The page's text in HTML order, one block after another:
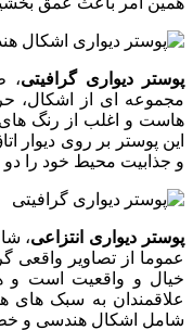
پوستر دیواری گرافیتی،
مجموعه ای از اشکال،
هاست و اغلب از رنگ
این پوستر بر روی دیوار
و جذابیت محیط خود را دو
پوستر دیواری انتزاعی،
عموما از تصاویر واقعی
خیال و واقعیت است و
علاقمندان به سبک های
شامل اشکال هندسی و